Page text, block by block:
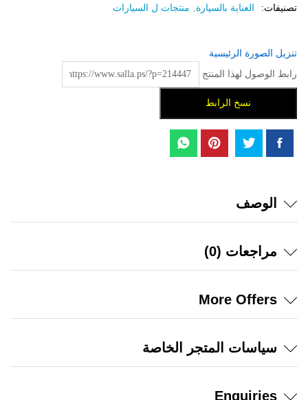
تصنيفات:
العناية بالسيارة, منتجات ل السيارات
تنزيل الصورة الرئيسية
رابط الوصول لهذا المنتج
نسخ الرابط
الوصف
مراجعات (0)
More Offers
سياسات المتجر الخاصة
Enquiries